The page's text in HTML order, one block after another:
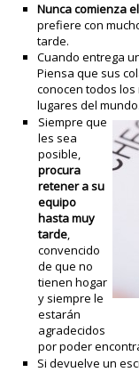
Nunca comienza
prefiere con
tarde.
Cuando entrega
Piensa que sus
conocen todos
lugares del mundo.
Siempre que
les sea
posible,
procura
retener a su
equipo
hasta muy
tarde,
convencido
de que no
tienen hogar
y siempre le
estarán
agradecidos
por poder
Si devuelve un